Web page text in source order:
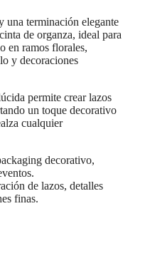
una terminación elegante
de organza, ideal para
en ramos florales,
y decoraciones
permite crear lazos
un toque decorativo
cualquier
decorativo,
de lazos, detalles
finas.